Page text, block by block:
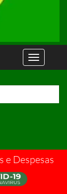
e Despesas